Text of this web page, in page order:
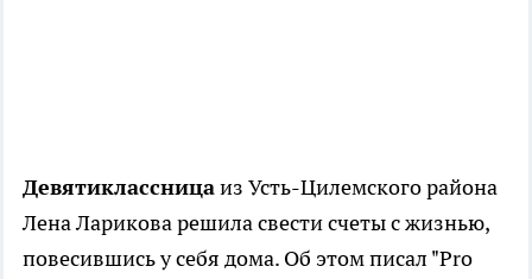
Девятиклассницаиз Усть-Цилемского района
Лена Ларикова решила свести счеты с жизнью,
повесившись у себя дома. Об этом писал "Pro